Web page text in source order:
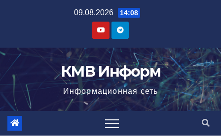
09.08.2026 14:08
КМВ Информ
Информационная сеть